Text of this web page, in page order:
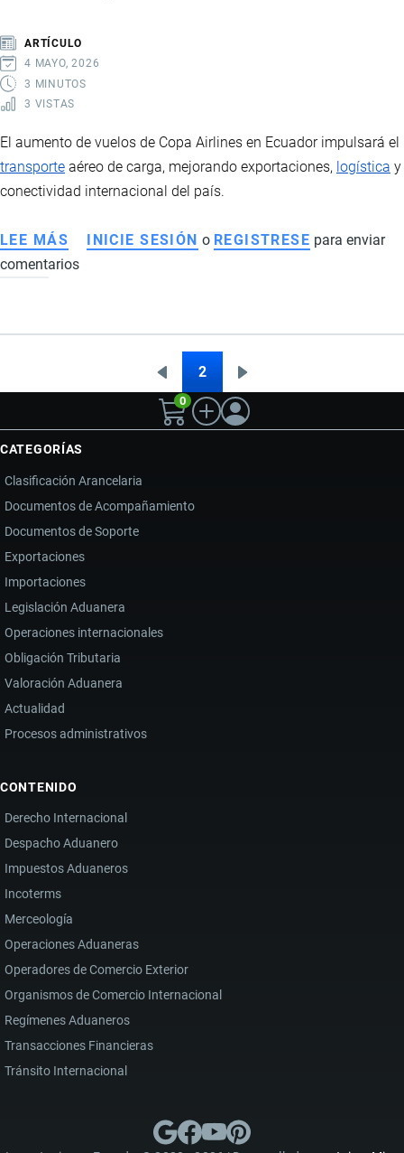
ARTÍCULO
4 MAYO, 2026
3 MINUTOS
3 VISTAS
El aumento de vuelos de Copa Airlines en Ecuador impulsará el
transporte aéreo de carga, mejorando exportaciones, logística y
conectividad internacional del país.
LEE MÁS SOBRE
LA
COPA
Y
EFECTO
EN
EL
TRANSPORTE
AÉREO
INICIE SESIÓN o REGISTRESE para enviar
comentarios
Página
anterior
2
página
0
CATEGORÍAS
Clasificación Arancelaria
Documentos de Acompañamiento
Documentos de Soporte
Exportaciones
Importaciones
Legislación Aduanera
Operaciones internacionales
Obligación Tributaria
Valoración Aduanera
Actualidad
Procesos administrativos
CONTENIDO
Derecho Internacional
Despacho Aduanero
Impuestos Aduaneros
Incoterms
Merceología
Operaciones Aduaneras
Operadores de Comercio Exterior
Organismos de Comercio Internacional
Regímenes Aduaneros
Transacciones Financieras
Tránsito Internacional